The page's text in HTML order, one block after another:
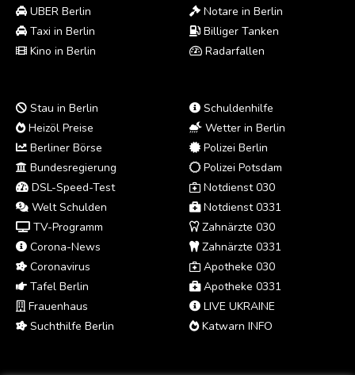
UBER Berlin
Taxi in Berlin
Kino in Berlin
Notare in Berlin
Billiger Tanken
Radarfallen
Stau in Berlin
Heizöl Preise
Berliner Börse
Bundesregierung
DSL-Speed-Test
Welt Schulden
TV-Programm
Corona-News
Coronavirus
Tafel Berlin
Frauenhaus
Suchthilfe Berlin
Schuldenhilfe
Wetter in Berlin
Polizei Berlin
Polizei Potsdam
Notdienst 030
Notdienst 0331
Zahnärzte 030
Zahnärzte 0331
Apotheke 030
Apotheke 0331
LIVE UKRAINE
Katwarn INFO